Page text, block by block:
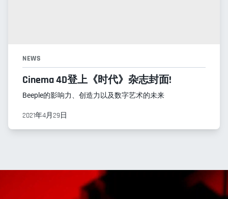
NEWS
Cinema 4D登上《时代》杂志封面!
Beeple的影响力、创造力以及数字艺术的未来
2021年4月29日